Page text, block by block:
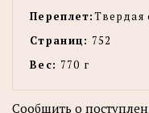
Переплет:Твердая
Страниц: 752
Вес: 770 г
Сообщить о